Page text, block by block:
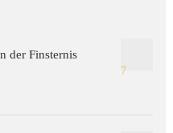
der Finsternis
7